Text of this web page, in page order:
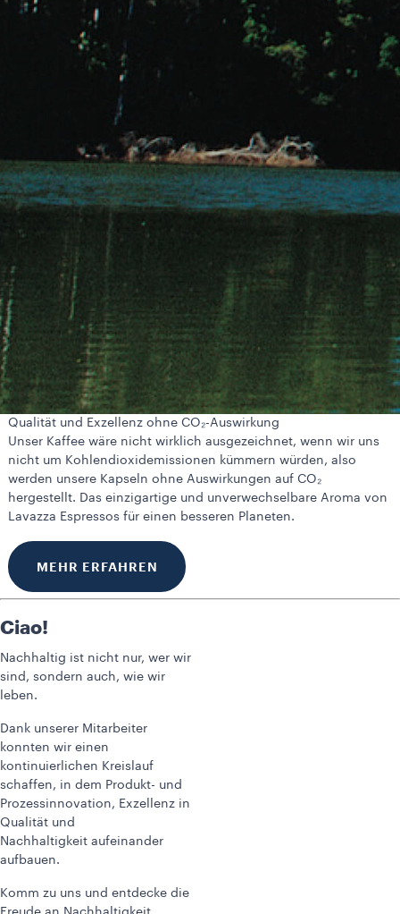
Qualität und Exzellenz ohne CO₂-Auswirkung
Unser Kaffee wäre nicht wirklich ausgezeichnet, wenn wir uns
nicht um Kohlendioxidemissionen kümmern würden, also
werden unsere Kapseln ohne Auswirkungen auf CO₂
hergestellt. Das einzigartige und unverwechselbare Aroma von
Lavazza Espressos für einen besseren Planeten.
MEHR ERFAHREN
Ciao!
Nachhaltig ist nicht nur, wer wir
sind, sondern auch, wie wir
leben.
Dank unserer Mitarbeiter
konnten wir einen
kontinuierlichen Kreislauf
schaffen, in dem Produkt- und
Prozessinnovation, Exzellenz in
Qualität und
Nachhaltigkeit aufeinander
aufbauen.
Komm zu uns und entdecke die